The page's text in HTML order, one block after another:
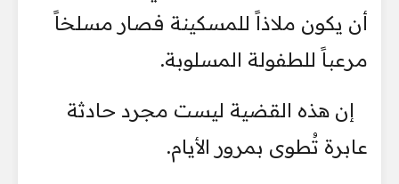
أن يكون ملاذاً للمسكينة فصار مسلخاً
مرعباً للطفولة المسلوبة.
إن هذه القضية ليست مجرد حادثة
عابرة تُطوى بمرور الأيام.